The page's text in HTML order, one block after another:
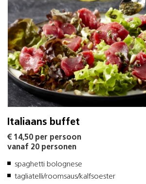
Italiaans buffet
€ 14,50 per persoon
vanaf 20 personen
spaghetti bolognese
tagliatelli/roomsaus/kalfsoester